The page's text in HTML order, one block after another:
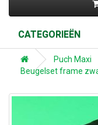
CATEGORIEËN
Puch Maxi
Beugelset frame